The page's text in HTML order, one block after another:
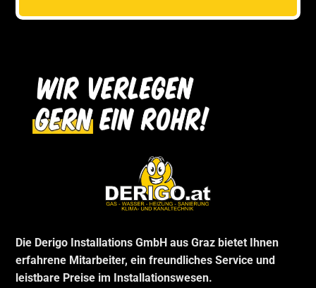
Die Derigo Installations GmbH aus Graz bietet Ihnen
erfahrene Mitarbeiter, ein freundliches Service und
leistbare Preise im Installationswesen.